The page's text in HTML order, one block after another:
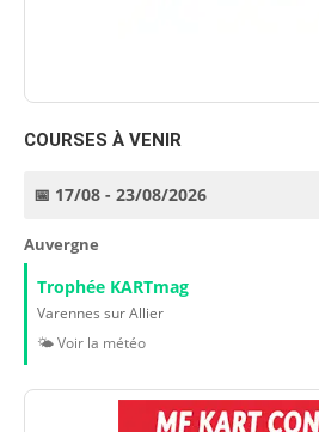
COURSES À VENIR
📅 17/08 - 23/08/2026
Auvergne
Trophée KARTmag
Varennes sur Allier
🌤️ Voir la météo